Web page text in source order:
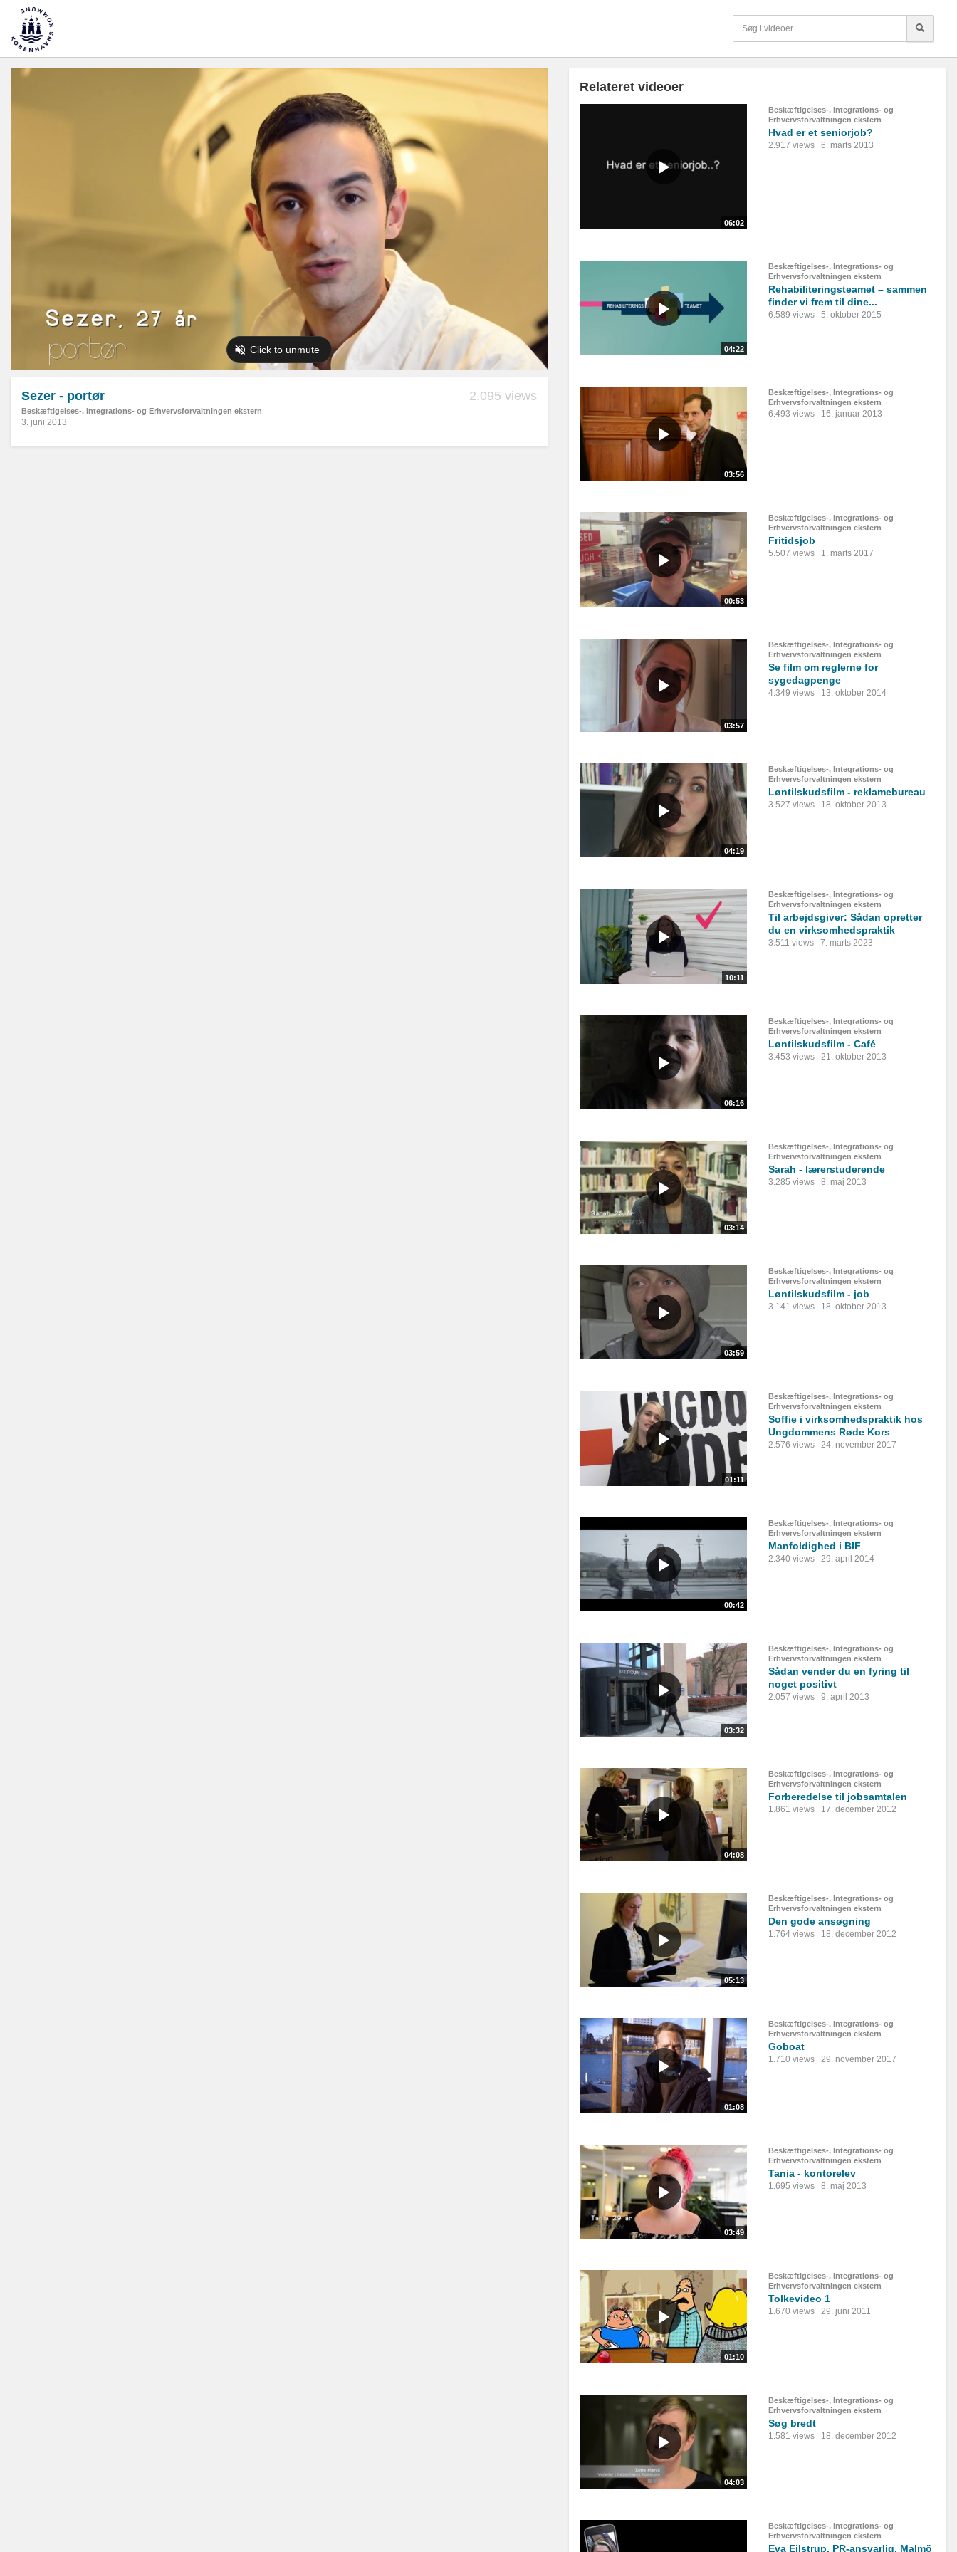
Sezer - portør
Beskæftigelses-, Integrations- og Erhvervsforvaltningen ekstern
2.095 views
3. juni 2013
Relateret videoer
06:02
Beskæftigelses-, Integrations- og
Erhvervsforvaltningen ekstern
Hvad er et seniorjob?
2.917 views 6. marts 2013
04:22
Beskæftigelses-, Integrations- og
Erhvervsforvaltningen ekstern
Rehabiliteringsteamet – sammen
finder vi frem til dine...
6.589 views 5. oktober 2015
03:56
Beskæftigelses-, Integrations- og
Erhvervsforvaltningen ekstern
6.493 views 16. januar 2013
00:53
Beskæftigelses-, Integrations- og
Erhvervsforvaltningen ekstern
Fritidsjob
5.507 views 1. marts 2017
03:57
Beskæftigelses-, Integrations- og
Erhvervsforvaltningen ekstern
Se film om reglerne for
sygedagpenge
4.349 views 13. oktober 2014
04:19
Beskæftigelses-, Integrations- og
Erhvervsforvaltningen ekstern
Løntilskudsfilm - reklamebureau
3.527 views 18. oktober 2013
10:11
Beskæftigelses-, Integrations- og
Erhvervsforvaltningen ekstern
Til arbejdsgiver: Sådan opretter
du en virksomhedspraktik
3.511 views 7. marts 2023
06:16
Beskæftigelses-, Integrations- og
Erhvervsforvaltningen ekstern
Løntilskudsfilm - Café
3.453 views 21. oktober 2013
03:14
Beskæftigelses-, Integrations- og
Erhvervsforvaltningen ekstern
Sarah - lærerstuderende
3.285 views 8. maj 2013
03:59
Beskæftigelses-, Integrations- og
Erhvervsforvaltningen ekstern
Løntilskudsfilm - job
3.141 views 18. oktober 2013
01:11
Beskæftigelses-, Integrations- og
Erhvervsforvaltningen ekstern
Soffie i virksomhedspraktik hos
Ungdommens Røde Kors
2.576 views 24. november 2017
00:42
Beskæftigelses-, Integrations- og
Erhvervsforvaltningen ekstern
Manfoldighed i BIF
2.340 views 29. april 2014
03:32
Beskæftigelses-, Integrations- og
Erhvervsforvaltningen ekstern
Sådan vender du en fyring til
noget positivt
2.057 views 9. april 2013
04:08
Beskæftigelses-, Integrations- og
Erhvervsforvaltningen ekstern
Forberedelse til jobsamtalen
1.861 views 17. december 2012
05:13
Beskæftigelses-, Integrations- og
Erhvervsforvaltningen ekstern
Den gode ansøgning
1.764 views 18. december 2012
01:08
Beskæftigelses-, Integrations- og
Erhvervsforvaltningen ekstern
Goboat
1.710 views 29. november 2017
03:49
Beskæftigelses-, Integrations- og
Erhvervsforvaltningen ekstern
Tania - kontorelev
1.695 views 8. maj 2013
01:10
Beskæftigelses-, Integrations- og
Erhvervsforvaltningen ekstern
Tolkevideo 1
1.670 views 29. juni 2011
04:03
Beskæftigelses-, Integrations- og
Erhvervsforvaltningen ekstern
Søg bredt
1.581 views 18. december 2012
Beskæftigelses-, Integrations- og
Erhvervsforvaltningen ekstern
Eva Eilstrup, PR-ansvarlig, Malmö